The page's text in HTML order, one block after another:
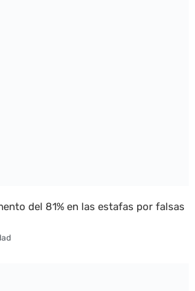
del 81% en las estafas por falsas